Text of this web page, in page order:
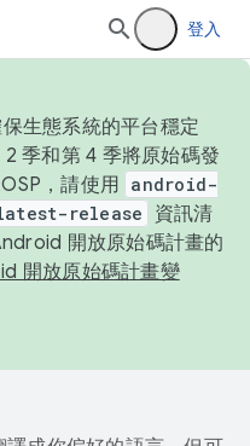
登入
生態系統的平台穩定
季和第 4 季將原始碼發
，請使用 android-
release
資訊清
開放原始碼計畫的
開放原始碼計畫變